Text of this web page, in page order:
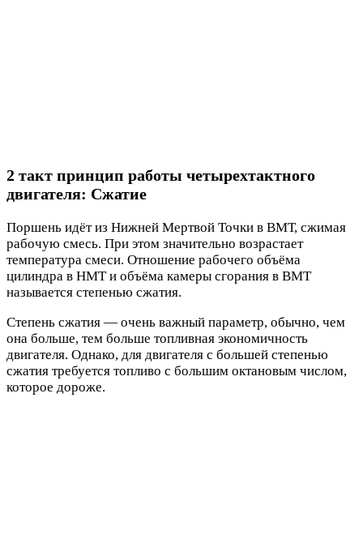
2 такт принцип работы четырехтактного
двигателя: Сжатие
Поршень идёт из Нижней Мертвой Точки в ВМТ, сжимая
рабочую смесь. При этом значительно возрастает
температура смеси. Отношение рабочего объёма
цилиндра в НМТ и объёма камеры сгорания в ВМТ
называется степенью сжатия.
Степень сжатия — очень важный параметр, обычно, чем
она больше, тем больше топливная экономичность
двигателя. Однако, для двигателя с большей степенью
сжатия требуется топливо с большим октановым числом,
которое дороже.